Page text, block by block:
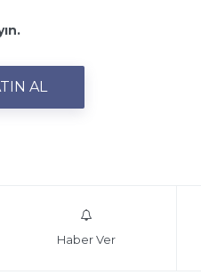
Haber Ver